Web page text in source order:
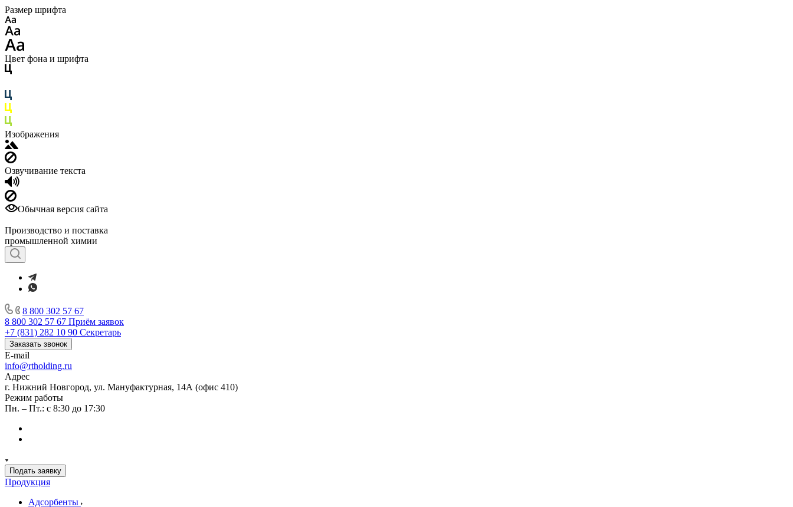
Размер шрифта
Цвет фона и шрифта
Изображения
Озвучивание текста
Обычная версия сайта
Производство и поставка
промышленной химии
8 800 302 57 67
8 800 302 57 67 Приём заявок
+7 (831) 282 10 90 Секретарь
Заказать звонок
E-mail
info@rtholding.ru
Адрес
г. Нижний Новгород, ул. Мануфактурная, 14А (офис 410)
Режим работы
Пн. – Пт.: с 8:30 до 17:30
Подать заявку
Продукция
Адсорбенты